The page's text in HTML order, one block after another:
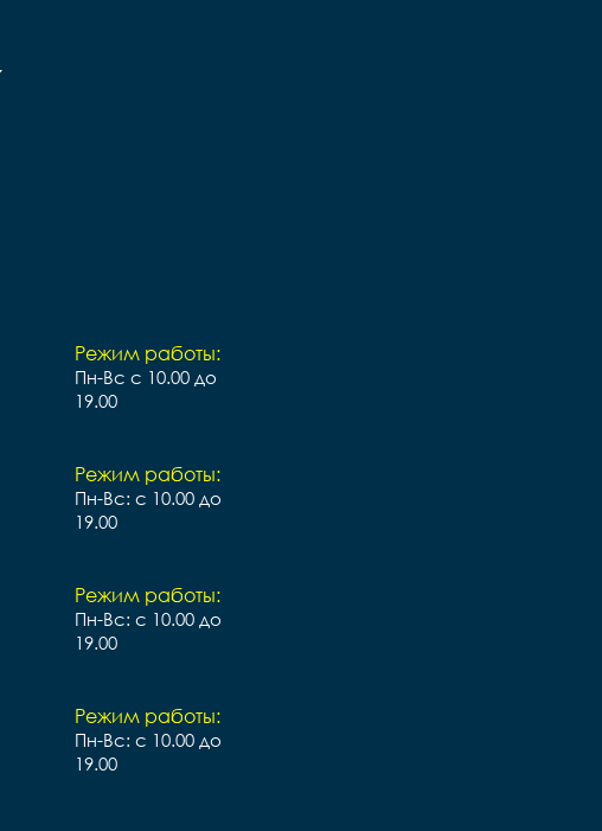
Режим работы:
Пн-Вс с 10.00 до
19.00
Режим работы:
Пн-Вс: с 10.00 до
19.00
Режим работы:
Пн-Вс: с 10.00 до
19.00
Режим работы:
Пн-Вс: с 10.00 до
19.00